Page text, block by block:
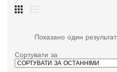
Показано один результат
Сортувати за